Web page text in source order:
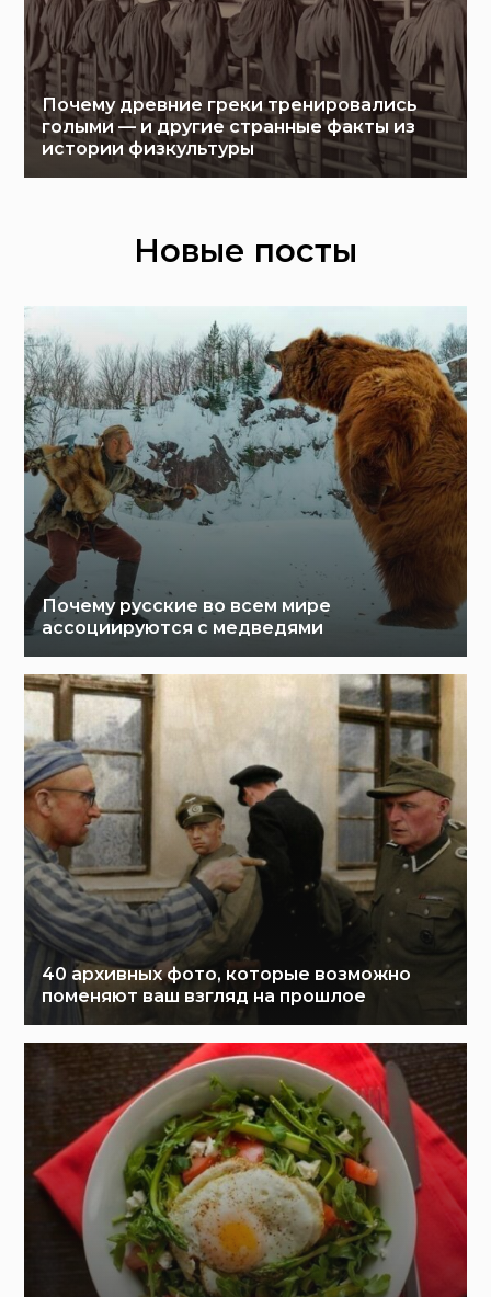
Почему древние греки тренировались
голыми — и другие странные факты из
истории физкультуры
Новые посты
Почему русские во всем мире
ассоциируются с медведями
40 архивных фото, которые возможно
поменяют ваш взгляд на прошлое